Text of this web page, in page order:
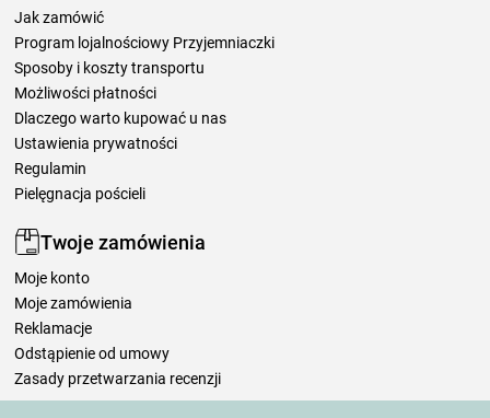
Jak zamówić
Program lojalnościowy Przyjemniaczki
Sposoby i koszty transportu
Możliwości płatności
Dlaczego warto kupować u nas
Ustawienia prywatności
Regulamin
Pielęgnacja pościeli
Twoje zamówienia
Moje konto
Moje zamówienia
Reklamacje
Odstąpienie od umowy
Zasady przetwarzania recenzji